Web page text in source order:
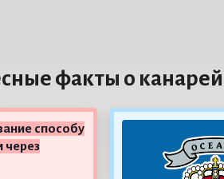
факты о
способу
через